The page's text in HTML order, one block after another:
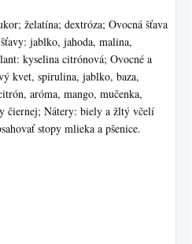
želatína; dextróza; Ovocná šťava
jablko, jahoda, malina,
kyselina citrónová; Ovocné a
kvet, spirulina, jablko, baza,
aróma, mango, mučenka,
čiernej; Nátery: biely a žltý včelí
stopy mlieka a pšenice.